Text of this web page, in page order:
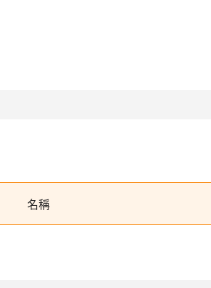
名稱